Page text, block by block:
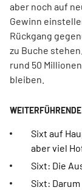
aber noch auf
Gewinn
Rückgang
zu Buche
rund 50
bleiben.
Sixt auf
aber viel
Sixt: Die
Sixt: